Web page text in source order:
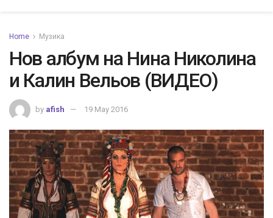
Home Музика
Нов албум на Нина Николина
и Калин Вельов (ВИДЕО)
by afish 19 May 2016